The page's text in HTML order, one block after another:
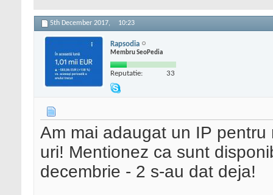
5th December 2017, 10:23
Rapsodia
Membru SeoPedia
Reputatie: 33
Am mai adaugat un IP
uri! Mentionez ca sunt
decembrie - 2 s-au dat deja!